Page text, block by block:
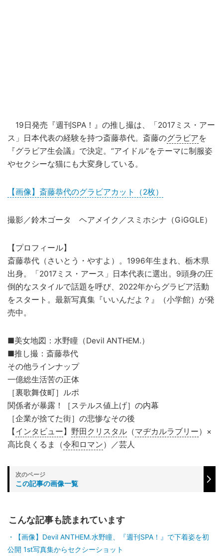
19日発売『週刊SPA！』の推し撮は、「2017ミス・アー
ス」日本代表の経験を持つ斎藤恭代。斎藤のグラビアを
『グラビア生会議』で決定。“アイドル”をテーマに制服姿
やセクシーな猫にも大変身している。
【画像】斎藤恭代のグラビアカット（2枚）
撮影／鈴木ゴータ ヘアメイク／スミホシナ（GiGGLE）
【プロフィール】
斎藤恭代（さいとう・やすよ）。1996年生まれ、栃木県
出身。「2017ミス・アース」日本代表に選出。9頭身の圧
倒的なスタイルで話題を呼び、2022年からグラビア活動
をスタート。最新写真集『いいんだよ？』（小学館）が発
売中。
■美女地図：水野瞳（Devil ANTHEM.）
■推し撮：斎藤恭代
その他ラインナップ
一億総生活苦の正体
［裏歌舞伎町］ルポ
関係者が暴露！［ステルス値上げ］の内幕
［企業が捨てた街］の悲惨なその後
【 インタビュー 】 野田クリスタル （マヂカルラブリー）×
高比良くるま（令和ロマン）／芸人
この記事の画像一覧
こんな記事も読まれています
【画像】Devil ANTHEM.水野瞳、『週刊SPA！』で下着姿を初
公開 1st写真集からセクシーショット